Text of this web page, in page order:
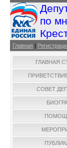
по
Главная |
ГЛАВНАЯ
СОВЕТ